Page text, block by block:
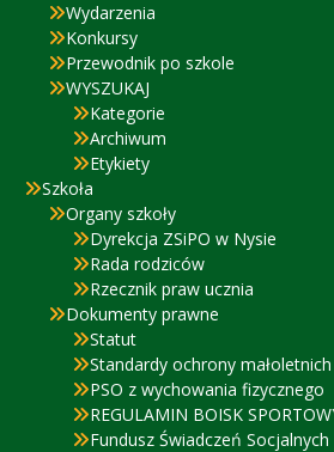
Wydarzenia
Konkursy
Przewodnik po szkole
WYSZUKAJ
Kategorie
Archiwum
Etykiety
Szkoła
Organy szkoły
Dyrekcja ZSiPO w Nysie
Rada rodziców
Rzecznik praw ucznia
Dokumenty prawne
Statut
Standardy ochrony małoletnich
PSO z wychowania fizycznego
REGULAMIN BOISK
Fundusz Świadczeń Socjalnych